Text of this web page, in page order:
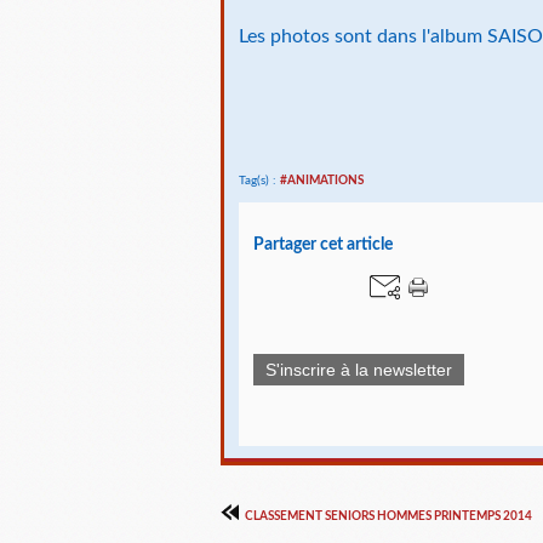
Les photos sont dans l'album
Tag(s) : #ANIMATIONS
Partager cet article
S'inscrire à la newsletter
CLASSEMENT SENIORS HOMMES PRINTEMPS 2014